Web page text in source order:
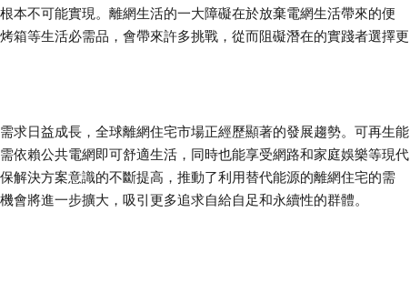
本不可能實現。離網生活的一大障礙在於放棄電網生活帶來的便
箱等生活必需品，會帶來許多挑戰，從而阻礙潛在的實踐者選擇更
求日益成長，全球離網住宅市場正經歷顯著的發展趨勢。可再生能
依賴公共電網即可舒適生活，同時也能享受網路和家庭娛樂等現代
解決方案意識的不斷提高，推動了利用替代能源的離網住宅的需
將進一步擴大，吸引更多追求自給自足和永續性的群體。